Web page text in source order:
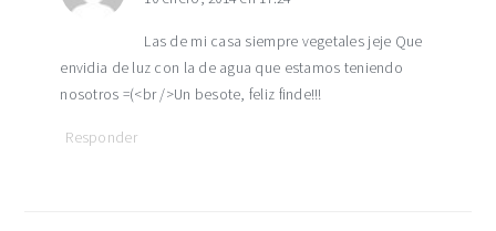
Las de mi casa siempre vegetales jeje Que
envidia de luz con la de agua que estamos teniendo
nosotros =(<br />Un besote, feliz finde!!!
Responder